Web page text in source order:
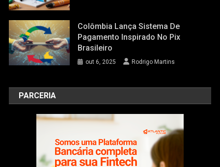
Colômbia Lança Sistema De
Pagamento Inspirado No Pix
Brasileiro
out 6, 2025 Rodrigo Martins
PARCERIA